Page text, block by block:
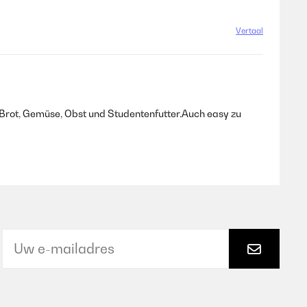
Vertaal
Gemüse, Obst und Studentenfutter.Auch easy zu